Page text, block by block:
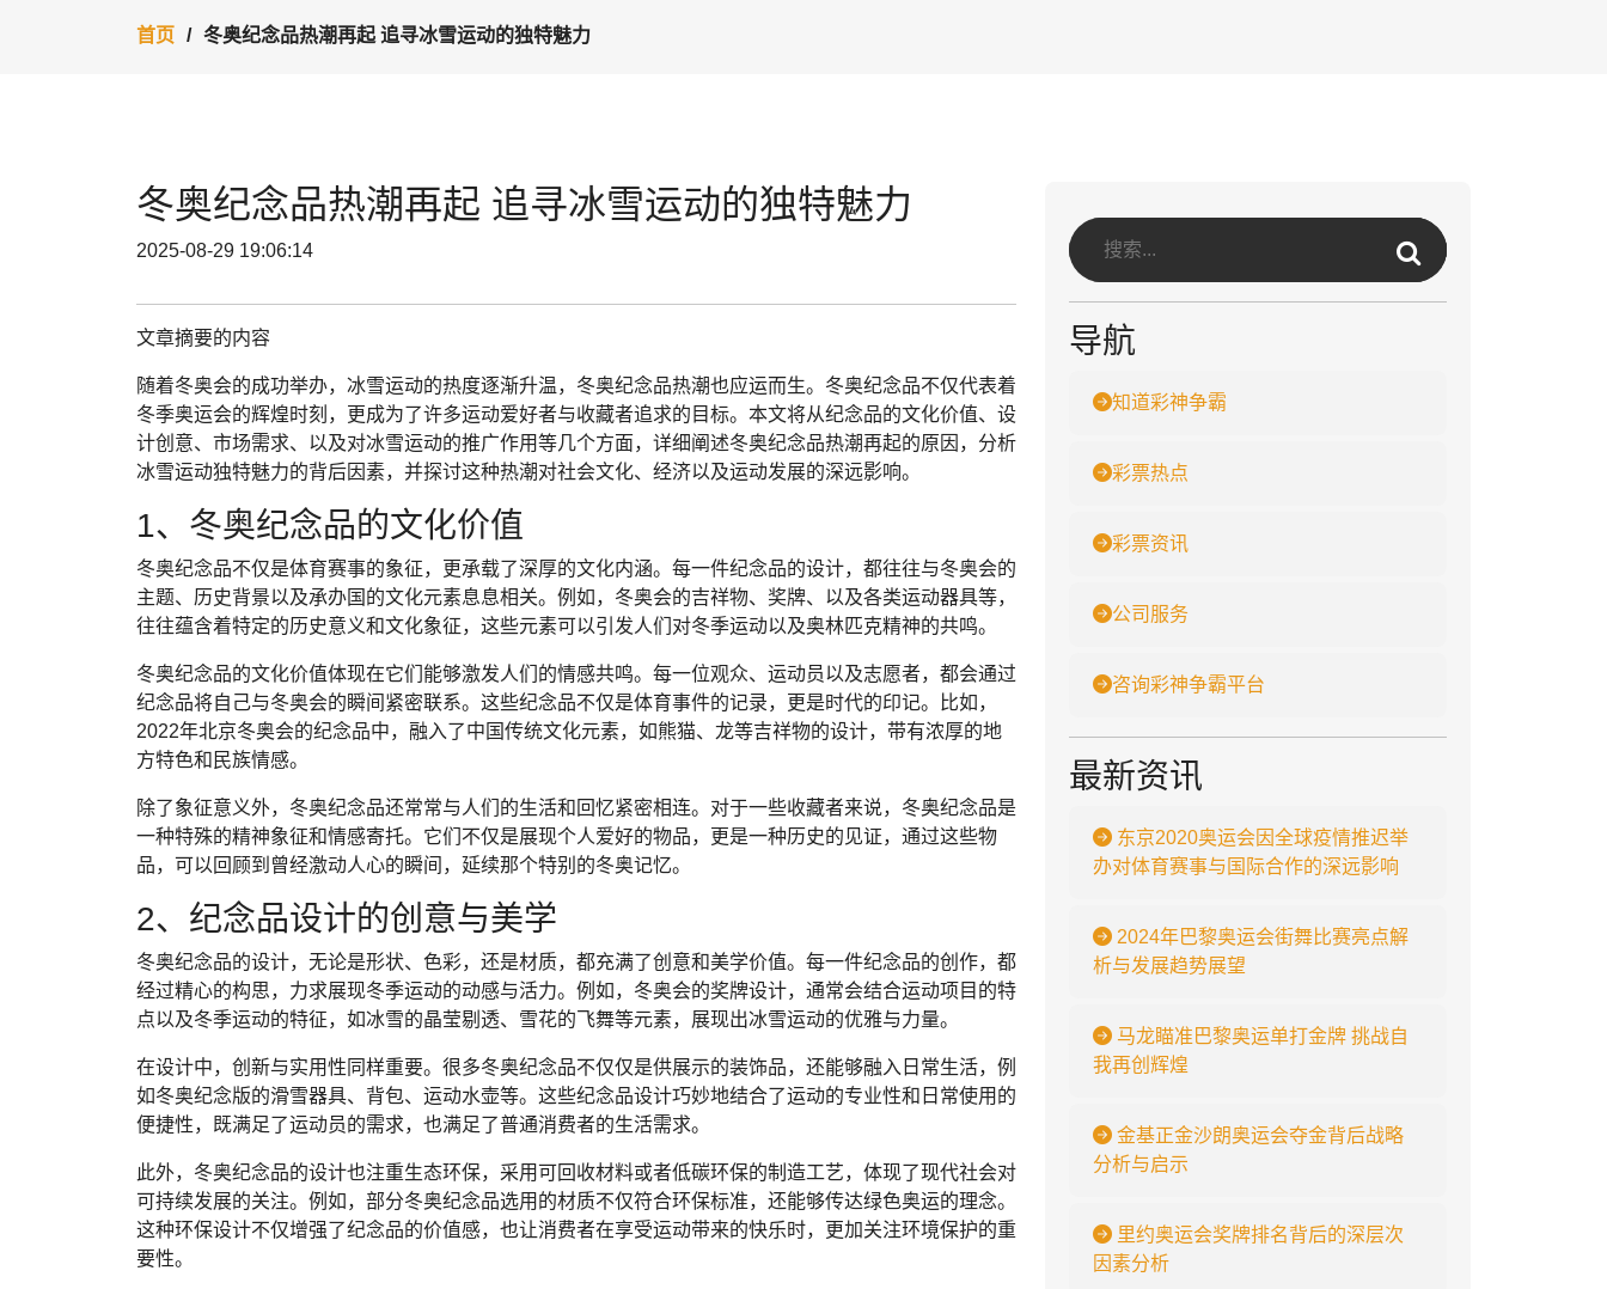
首页 冬奥纪念品热潮再起 追寻冰雪运动的独特魅力
冬奥纪念品热潮再起 追寻冰雪运动的独特魅力
2025-08-29 19:06:14
文章摘要的内容
随着冬奥会的成功举办，冰雪运动的热度逐渐升温，冬奥纪念品热潮也应运而生。冬奥纪念品不仅代表着
冬季奥运会的辉煌时刻，更成为了许多运动爱好者与收藏者追求的目标。本文将从纪念品的文化价值、设
计创意、市场需求、以及对冰雪运动的推广作用等几个方面，详细阐述冬奥纪念品热潮再起的原因，分析
冰雪运动独特魅力的背后因素，并探讨这种热潮对社会文化、经济以及运动发展的深远影响。
1、冬奥纪念品的文化价值
冬奥纪念品不仅是体育赛事的象征，更承载了深厚的文化内涵。每一件纪念品的设计，都往往与冬奥会的
主题、历史背景以及承办国的文化元素息息相关。例如，冬奥会的吉祥物、奖牌、以及各类运动器具等，
往往蕴含着特定的历史意义和文化象征，这些元素可以引发人们对冬季运动以及奥林匹克精神的共鸣。
冬奥纪念品的文化价值体现在它们能够激发人们的情感共鸣。每一位观众、运动员以及志愿者，都会通过
纪念品将自己与冬奥会的瞬间紧密联系。这些纪念品不仅是体育事件的记录，更是时代的印记。比如，
2022年北京冬奥会的纪念品中，融入了中国传统文化元素，如熊猫、龙等吉祥物的设计，带有浓厚的地
方特色和民族情感。
除了象征意义外，冬奥纪念品还常常与人们的生活和回忆紧密相连。对于一些收藏者来说，冬奥纪念品是
一种特殊的精神象征和情感寄托。它们不仅是展现个人爱好的物品，更是一种历史的见证，通过这些物
品，可以回顾到曾经激动人心的瞬间，延续那个特别的冬奥记忆。
2、纪念品设计的创意与美学
冬奥纪念品的设计，无论是形状、色彩，还是材质，都充满了创意和美学价值。每一件纪念品的创作，都
经过精心的构思，力求展现冬季运动的动感与活力。例如，冬奥会的奖牌设计，通常会结合运动项目的特
点以及冬季运动的特征，如冰雪的晶莹剔透、雪花的飞舞等元素，展现出冰雪运动的优雅与力量。
在设计中，创新与实用性同样重要。很多冬奥纪念品不仅仅是供展示的装饰品，还能够融入日常生活，例
如冬奥纪念版的滑雪器具、背包、运动水壶等。这些纪念品设计巧妙地结合了运动的专业性和日常使用的
便捷性，既满足了运动员的需求，也满足了普通消费者的生活需求。
此外，冬奥纪念品的设计也注重生态环保，采用可回收材料或者低碳环保的制造工艺，体现了现代社会对
可持续发展的关注。例如，部分冬奥纪念品选用的材质不仅符合环保标准，还能够传达绿色奥运的理念。
这种环保设计不仅增强了纪念品的价值感，也让消费者在享受运动带来的快乐时，更加关注环境保护的重
要性。
导航
知道彩神争霸
彩票热点
彩票资讯
公司服务
咨询彩神争霸平台
最新资讯
东京2020奥运会因全球疫情推迟举
办对体育赛事与国际合作的深远影响
2024年巴黎奥运会街舞比赛亮点解
析与发展趋势展望
马龙瞄准巴黎奥运单打金牌 挑战自
我再创辉煌
金基正金沙朗奥运会夺金背后战略
分析与启示
里约奥运会奖牌排名背后的深层次
因素分析